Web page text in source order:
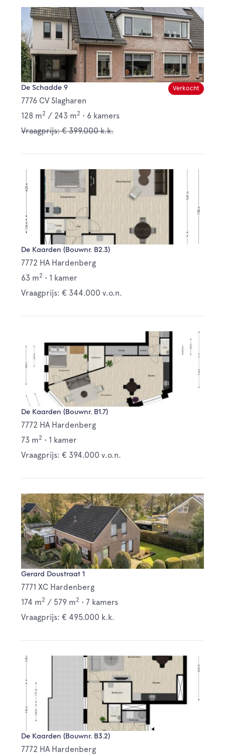
Verkocht
De Schadde 9
7776 CV Slagharen
128 m2 / 243 m2 • 6 kamers
Vraagprijs: € 399.000 k.k.
De Kaarden (Bouwnr. B2.3)
7772 HA Hardenberg
63 m2 • 1 kamer
Vraagprijs: € 344.000 v.o.n.
De Kaarden (Bouwnr. B1.7)
7772 HA Hardenberg
73 m2 • 1 kamer
Vraagprijs: € 394.000 v.o.n.
Gerard Doustraat 1
7771 XC Hardenberg
174 m2 / 579 m2 • 7 kamers
Vraagprijs: € 495.000 k.k.
De Kaarden (Bouwnr. B3.2)
7772 HA Hardenberg